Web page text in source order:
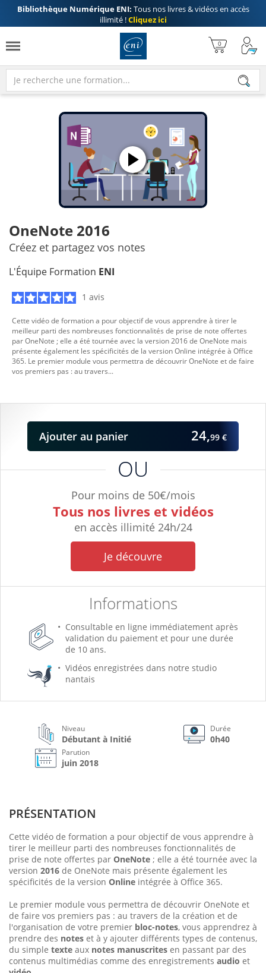
Bibliothèque Numérique ENI: Tous nos livres & vidéos en accès
illimité !Cliquez ici
OneNote 2016
Créez et partagez vos notes
L'Équipe Formation ENI
1 avis
OU
Pour moins de 50€/mois
Tous nos livres et vidéos
en accès illimité 24h/24
Je découvre
Informations
Consultable en ligne immédiatement après
validation du paiement et pour une durée
de 10 ans.
Vidéos enregistrées dans notre studio
nantais
Ajouter au panier 24,99 €
Cette vidéo de formation a pour objectif de vous apprendre à tirer le
meilleur parti des nombreuses fonctionnalités de prise de note offertes
par OneNote ; elle a été tournée avec la version 2016 de OneNote mais
présente également les spécificités de la version Online intégrée à Office
365. Le premier module vous permettra de découvrir OneNote et de faire
vos premiers pas : au travers...
Niveau
Débutant à Initié
Durée
0h40
Parution
juin 2018
PRÉSENTATION
Cette vidéo de formation a pour objectif de vous apprendre à
tirer le meilleur parti des nombreuses fonctionnalités de
prise de note offertes par OneNote ; elle a été tournée avec la
version 2016 de OneNote mais présente également les
spécificités de la version Online intégrée à Office 365.
Le premier module vous permettra de découvrir OneNote et
de faire vos premiers pas : au travers de la création et de
l'organisation de votre premier bloc-notes, vous apprendrez à
prendre des notes et à y ajouter différents types de contenus,
du simple texte aux notes manuscrites en passant par des
contenus multimédias comme des enregistrements audio et